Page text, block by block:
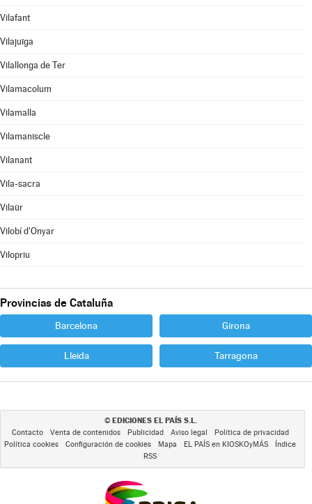
Vilafant
Vilajuïga
Vilallonga de Ter
Vilamacolum
Vilamalla
Vilamaniscle
Vilanant
Vila-sacra
Vilaür
Vilobí d'Onyar
Vilopriu
Provincias de Cataluña
Barcelona Girona
Lleida Tarragona
© EDICIONES EL PAÍS S.L.
Contacto Venta de contenidos Publicidad Aviso legal
Política de privacidad
Política cookies
Configuración de cookies Mapa EL PAÍS en KIOSKOyMÁS
Índice
RSS